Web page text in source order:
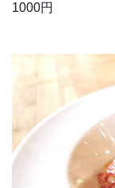
1000円